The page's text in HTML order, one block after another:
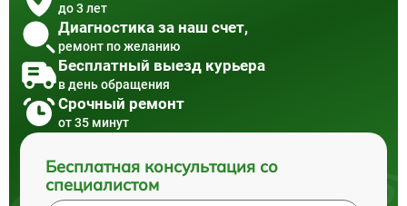
до 3 лет
Диагностика за наш счет,
ремонт по желанию
Бесплатный выезд курьера
в день обращения
Срочный ремонт
от 35 минут
Бесплатная консультация со
специалистом